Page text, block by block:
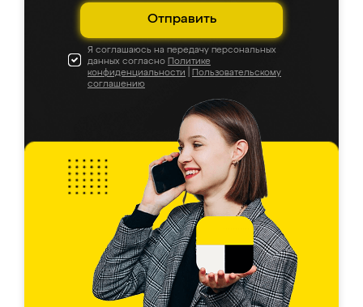
Отправить
Я соглашаюсь на передачу персональных
данных согласно Политике
конфиденциальности
Пользовательскому
соглашению